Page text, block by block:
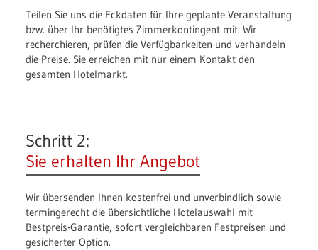
Teilen Sie uns die Eckdaten für Ihre geplante Veranstaltung
bzw. über Ihr benötigtes Zimmerkontingent mit. Wir
recherchieren, prüfen die Verfügbarkeiten und verhandeln
die Preise. Sie erreichen mit nur einem Kontakt den
gesamten Hotelmarkt.
Schritt 2:
Sie erhalten Ihr Angebot
Wir übersenden Ihnen kostenfrei und unverbindlich sowie
termingerecht die übersichtliche Hotelauswahl mit
Bestpreis-Garantie, sofort vergleichbaren Festpreisen und
gesicherter Option.